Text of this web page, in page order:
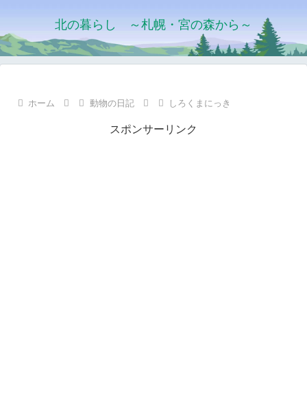
北の暮らし ～札幌・宮の森から～
ホーム 動物の日記 しろくまにっき
スポンサーリンク